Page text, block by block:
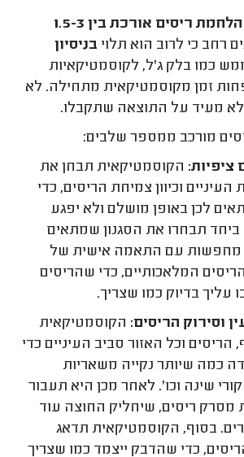
הלחמת ריסים
אורכת בין 1.5-3
רחב כי לרוב הוא תלוי בניסיון
כמו בלק ג'ל, לקוסמטיקאיות
זמן מקוסמטיקאית מתחילה. לא
לא מעיד על התוצאה שתקבלו.
מורכב ממספר שלבים:
ציפיות: הקוסמטיקאית תבחן את
וכיוון צמיחת הריסים, כדי
לכן באופן מושלם ולא יפגע
ביחד תבחרו את הסגנון שמתאים
מחפשות עם התאמה אישית של
המלאכותיים, כדי שהריסים
עליך בדיוק כמו שצריך.
וסירוק הריסים: הקוסמטיקאית
וכל האזור סביב העיניים כדי
כמה שיותר נקייה משאריות
שינה וכו'. לאחר מכן היא תעבור
מסרק ריסים, שיחליק החוצה עוד
בסוף, הקוסמטיקאית תדאג
כדי שהדבק ייצמד כמו שצריך